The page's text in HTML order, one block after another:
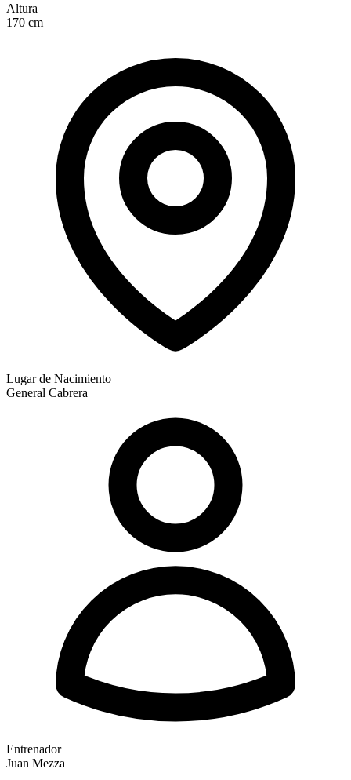
Altura
170 cm
Lugar de Nacimiento
General Cabrera
Entrenador
Juan Mezza